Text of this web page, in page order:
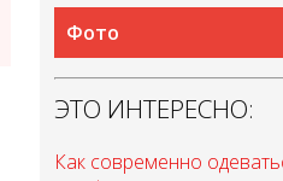
Фото
ЭТО ИНТЕРЕСНО:
Как современно